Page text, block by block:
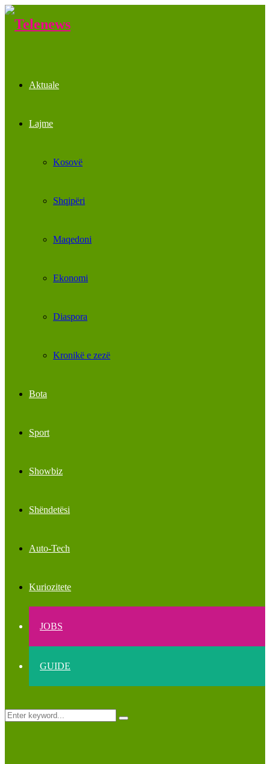
Aktuale
Lajme
Kosovë
Shqipëri
Maqedoni
Ekonomi
Diaspora
Kronikë e zezë
Bota
Sport
Showbiz
Shëndetësi
Auto-Tech
Kuriozitete
JOBS
GUIDE
Search
Search